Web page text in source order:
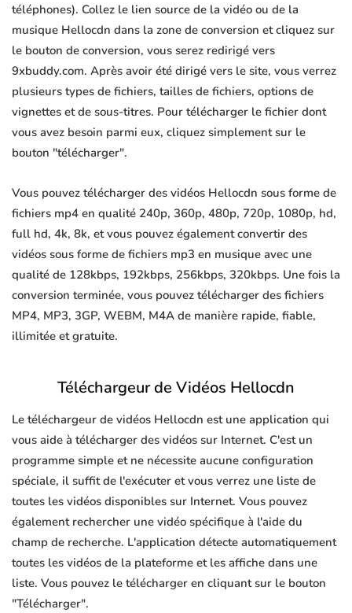
téléphones). Collez le lien source de la vidéo ou de la
musique Hellocdn dans la zone de conversion et cliquez sur
le bouton de conversion, vous serez redirigé vers
9xbuddy.com. Après avoir été dirigé vers le site, vous verrez
plusieurs types de fichiers, tailles de fichiers, options de
vignettes et de sous-titres. Pour télécharger le fichier dont
vous avez besoin parmi eux, cliquez simplement sur le
bouton "télécharger".
Vous pouvez télécharger des vidéos Hellocdn sous forme de
fichiers mp4 en qualité 240p, 360p, 480p, 720p, 1080p, hd,
full hd, 4k, 8k, et vous pouvez également convertir des
vidéos sous forme de fichiers mp3 en musique avec une
qualité de 128kbps, 192kbps, 256kbps, 320kbps. Une fois la
conversion terminée, vous pouvez télécharger des fichiers
MP4, MP3, 3GP, WEBM, M4A de manière rapide, fiable,
illimitée et gratuite.
Téléchargeur de Vidéos Hellocdn
Le téléchargeur de vidéos Hellocdn est une application qui
vous aide à télécharger des vidéos sur Internet. C'est un
programme simple et ne nécessite aucune configuration
spéciale, il suffit de l'exécuter et vous verrez une liste de
toutes les vidéos disponibles sur Internet. Vous pouvez
également rechercher une vidéo spécifique à l'aide du
champ de recherche. L'application détecte automatiquement
toutes les vidéos de la plateforme et les affiche dans une
liste. Vous pouvez le télécharger en cliquant sur le bouton
"Télécharger".